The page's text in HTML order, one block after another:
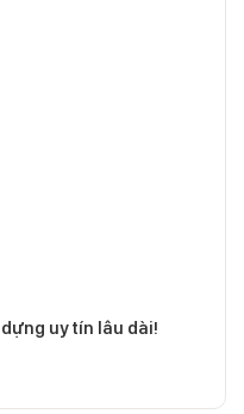
uy tín lâu dài!